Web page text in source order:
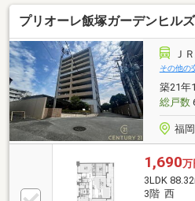
プリオーレ飯塚ガーデンヒルズ
Ｊ
その他の
築21年
総戸数
福
1,690万
3LDK
3階 西